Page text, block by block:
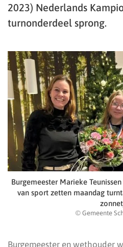
2023) Nederlands
turnonderdeel sprong.
Burgemeester Marieke
van sport zetten maandag
© Gemeente
Burgemeester en wethouder